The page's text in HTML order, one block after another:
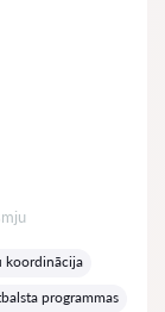
koordinācija
programmas